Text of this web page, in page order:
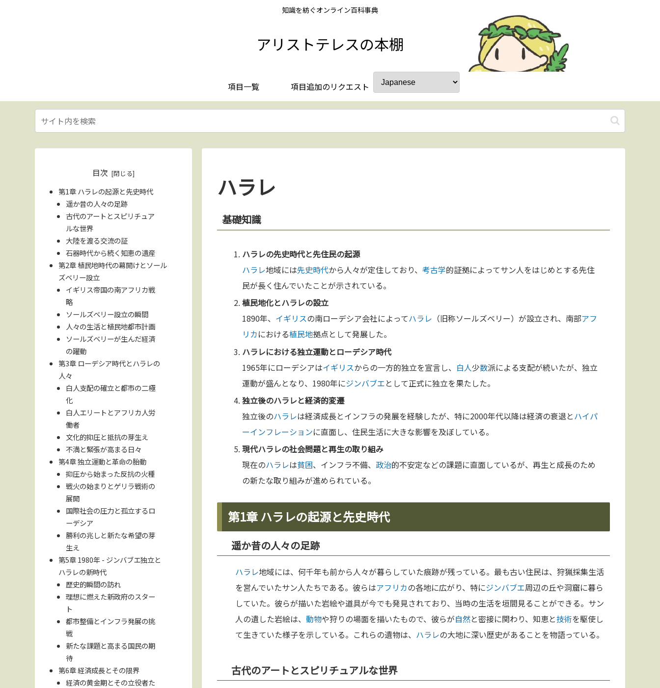
知識を紡ぐオンライン百科事典
アリストテレスの本棚
項目一覧 項目追加のリクエスト
ハラレ
基礎知識
ハラレの先史時代と先住民の起源
ハラレ地域には先史時代から人々が定住しており、考古学的証拠によってサン人をはじめとする先住
民が長く住んでいたことが示されている。
植民地化とハラレの設立
1890年、 イギリスの南ローデシア会社によってハラレ （旧称ソールズベリー）が設立され、南部アフ
リカにおける植民地拠点として発展した。
ハラレにおける独立運動とローデシア時代
1965年にローデシアはイギリスからの一方的独立を宣言し、 白人少数派による支配が続いたが、独立
運動が盛んとなり、1980年にジンバブエとして正式に独立を果たした。
独立後のハラレと経済的変遷
独立後のハラレは経済成長とインフラの発展を経験したが、特に2000年代以降は経済の衰退とハイパ
ーインフレーションに直面し、住民生活に大きな影響を及ぼしている。
現代ハラレの社会問題と再生の取り組み
現在のハラレは貧困、インフラ不備、 政治的不安定などの課題に直面しているが、再生と成長のため
の新たな取り組みが進められている。
第1章 ハラレの起源と先史時代
遥か昔の人々の足跡
ハラレ地域には、何千年も前から人々が暮らしていた痕跡が残っている。最も古い住民は、狩猟採集生活
を営んでいたサン人たちである。彼らはアフリカの各地に広がり、特にジンバブエ周辺の丘や洞窟に暮ら
していた。彼らが描いた岩絵や道具が今でも発見されており、当時の生活を垣間見ることができる。サン
人の遺した岩絵は、 動物や狩りの場面を描いたもので、彼らが自然と密接に関わり、知恵と技術を駆使し
て生きていた様子を示している。これらの遺物は、 ハラレの大地に深い歴史があることを物語っている。
古代のアートとスピリチュアルな世界
目次
第1章 ハラレの起源と先史時代
遥か昔の人々の足跡
古代のアートとスピリチュア
ルな世界
大陸を渡る交流の証
石器時代から続く知恵の遺産
第2章 植民地時代の幕開けとソール
ズベリー設立
イギリス帝国の南アフリカ戦
略
ソールズベリー設立の瞬間
人々の生活と植民地都市計画
ソールズベリーが生んだ経済
の躍動
第3章 ローデシア時代とハラレの
人々
白人支配の確立と都市の二極
化
白人エリートとアフリカ人労
働者
文化的抑圧と抵抗の芽生え
不満と緊張が高まる日々
第4章 独立運動と革命の胎動
抑圧から始まった反抗の火種
戦火の始まりとゲリラ戦術の
展開
国際社会の圧力と孤立するロ
ーデシア
勝利の兆しと新たな希望の芽
生え
第5章 1980年 - ジンバブエ独立と
ハラレの新時代
歴史的瞬間の訪れ
理想に燃えた新政府のスター
ト
都市整備とインフラ発展の挑
戦
新たな課題と高まる国民の期
待
第6章 経済成長とその限界
経済の黄金期とその立役者た